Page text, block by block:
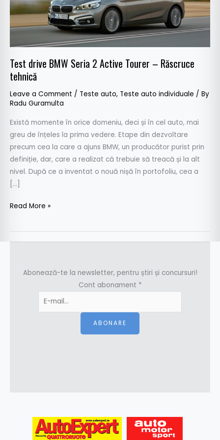
Test drive BMW Seria 2 Active Tourer – Răscruce
tehnică
Leave a Comment / Teste auto, Teste auto individuale / By
Radu Guramulta
Există momente în orice domeniu, deci și în cel auto, mai
greu de înțeles la prima vedere. Etape din dezvoltare
precum cea la care a ajuns BMW, un producător purist prin
definiție, dar, care a realizat că trebuie să treacă și la alt
nivel. După ce a inventat o nouă nișă în portofoliu, cea a
[…]
–
Răscruce
tehnică
Read More »
Abonează-te la newsletter, pentru știri și concursuri!
Cont abonament *
ABONARE